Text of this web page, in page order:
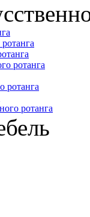
ротанга
ротанга
ротанга